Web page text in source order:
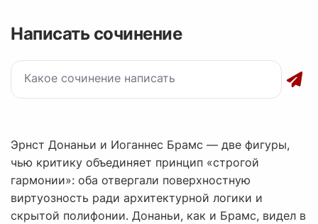
Написать сочинение
Эрнст Донаньи и Иоганнес Брамс — две фигуры,
чью критику объединяет принцип «строгой
гармонии»: оба отвергали поверхностную
виртуозность ради архитектурной логики и
скрытой полифонии. Донаньи, как и Брамс, видел в